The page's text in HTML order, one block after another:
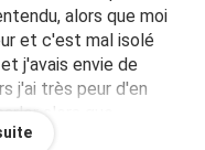
alors que moi
et c'est mal isolé
j'avais envie de
j'ai très peur d'en
alors que
j'ai besoin de conseils